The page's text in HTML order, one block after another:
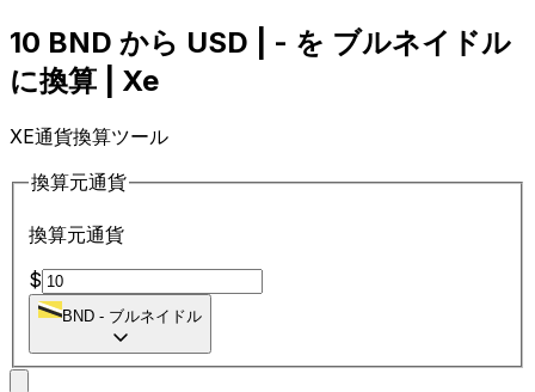
10 BND から USD | - を ブルネイドル
に換算 | Xe
XE通貨換算ツール
換算元通貨
換算元通貨
$
BND - ブルネイドル